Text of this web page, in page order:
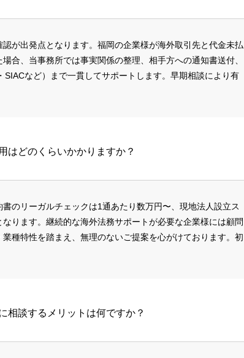
が出発点となります。福岡の企業様が海外取引先と代金未払
合、当事務所では事実関係の整理、相手方への通知書送付、
など）まで一貫してサポートします。早期相談により有
はどのくらいかかりますか？
のリーガルチェックは1通あたり数万円〜、現地法人設立ス
ります。継続的な海外法務サポートが必要な企業様には顧問
種特性を踏まえ、無理のないご提案を心がけております。初
相談するメリットは何ですか？